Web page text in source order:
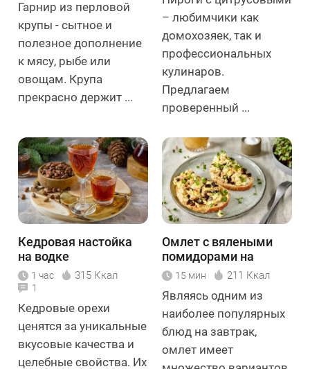
Гарнир из перловой
крупы - сытное и
полезное дополнение
к мясу, рыбе или
овощам. Крупа
прекрасно держит ...
– любимчики как
домохозяек, так и
профессиональных
кулинаров.
Предлагаем
проверенный ...
Кедровая настойка
на водке
1 час 315 Ккал
1
Кедровые орехи
ценятся за уникальные
вкусовые качества и
целебные свойства. Их
Омлет с вялеными
помидорами на
сковороде
15 мин 211 Ккал
Являясь одним из
наиболее популярных
блюд на завтрак,
омлет имеет